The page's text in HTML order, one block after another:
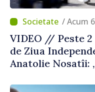
/ Acum
VIDEO // Peste
de Ziua
Anatolie Nosatîi: